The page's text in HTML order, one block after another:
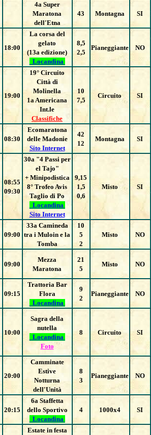
4a Super
Maratona
dell'Etna
43 Montagna SI
18:00
La corsa del
gelato
(13a edizione)
Locandina
8,5
2,5
Pianeggiante NO
19:00
19° Circuito
Città di
Molinella
1a Americana
Int.le
Classifiche
10
7,5
Circuito SI
08:30
Ecomaratona
delle Madonie
Sito Internet
42
12
Montagna SI
08:55
09:30
30a "4 Passi per
el Tajo"
+ Minipodistica
8° Trofeo Avis
Taglio di Po
Locandina
Sito Internet
9,15
1,5
0,6
Misto SI
09:00
33a Camineda
tra i Muloin e la
Tomba
10
5
2
Misto NO
09:00
Mezza
Maratona
21
5
Misto NO
09:15
Trattoria Bar
Flora
Locandina
9
2
Pianeggiante NO
10:00
Sagra della
nutella
Locandina
Foto
8 Circuito SI
20:00
Camminate
Estive
Notturna
dell'Unità
8
3
Pianeggiante NO
20:15
6a Staffetta
dello Sportivo
Locandina
4 1000x4 SI
Estate in festa